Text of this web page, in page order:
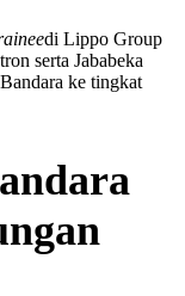
di Lippo Group
serta Jababeka
ke tingkat